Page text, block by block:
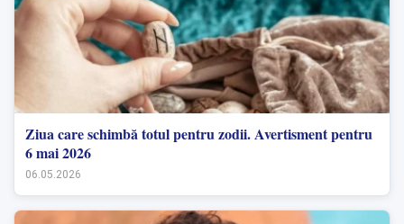
Ziua care schimbă totul pentru zodii. Avertisment pentru
6 mai 2026
06.05.2026